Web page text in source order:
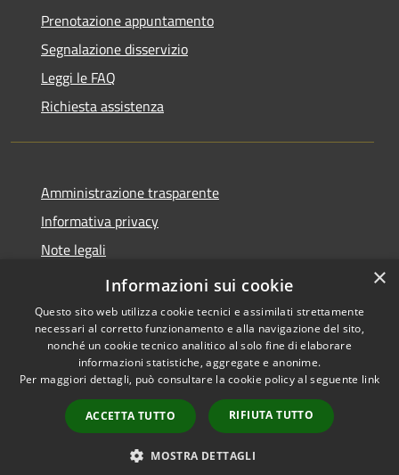
Prenotazione appuntamento
Segnalazione disservizio
Leggi le FAQ
Richiesta assistenza
Amministrazione trasparente
Informativa privacy
Note legali
Dichiarazione di accessibilità
Accessibilità
Copyright © 2026 • Comune di
Locorotondo • Powered by
Municipium•
Accesso
redazione
×
Informazioni sui cookie
Questo sito web utilizza cookie tecnici e assimilati strettamente
necessari al corretto funzionamento e alla navigazione del sito,
nonché un cookie tecnico analitico al solo fine di elaborare
informazioni statistiche, aggregate e anonime.
Per maggiori dettagli, può consultare la cookie policy al seguente link
ACCETTA TUTTO RIFIUTA TUTTO
MOSTRA DETTAGLI